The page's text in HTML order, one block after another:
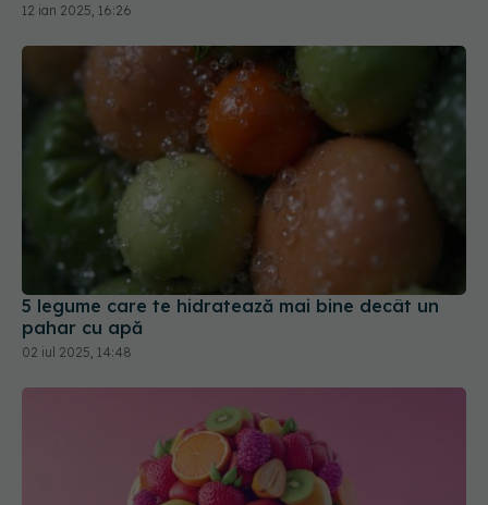
12 ian 2025, 16:26
5 legume care te hidratează mai bine decât un
pahar cu apă
02 iul 2025, 14:48